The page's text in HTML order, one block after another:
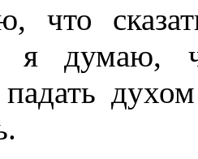
что
я думаю,